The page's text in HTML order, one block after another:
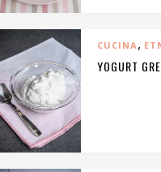
CUCINA ,
YOGURT